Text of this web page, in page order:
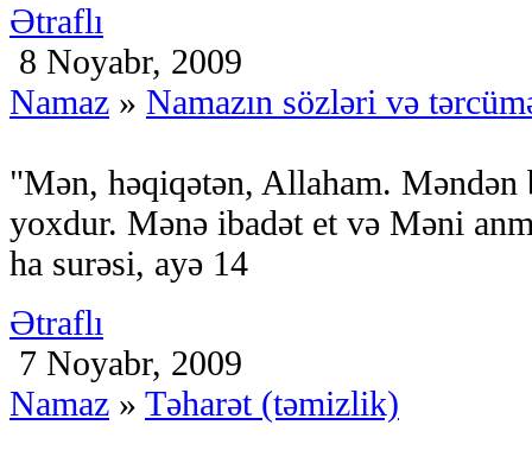
Ətraflı
8 Noyabr, 2009
Namaz » Namazın sözləri və
"Mən, həqiqətən, Allaham. Məndən
yoxdur. Mənə ibadət et və Məni
ha surəsi, ayə 14
Ətraflı
7 Noyabr, 2009
Namaz » Təharət (təmizlik)